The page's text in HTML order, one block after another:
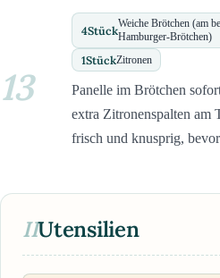
4StückWeiche Brötchen (am
Hamburger-Brötchen)
1StückZitronen
13
Panelle im Brötchen
extra Zitronenspalten am
frisch und knusprig,
IIUtensilien